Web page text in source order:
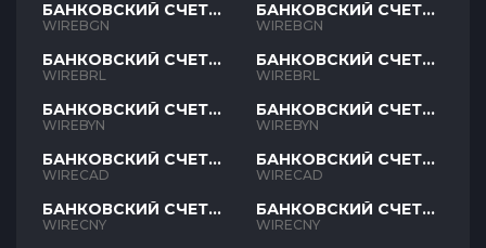
БАНКОВСКИЙ СЧЕТ
BGN
WIREBGN
БАНКОВСКИЙ СЧЕТ
BRL
WIREBRL
БАНКОВСКИЙ СЧЕТ
BYN
WIREBYN
БАНКОВСКИЙ СЧЕТ
CAD
WIRECAD
БАНКОВСКИЙ СЧЕТ
CNY
WIRECNY
БАНКОВСКИЙ СЧЕТ
BGN
WIREBGN
БАНКОВСКИЙ СЧЕТ
BRL
WIREBRL
БАНКОВСКИЙ СЧЕТ
BYN
WIREBYN
БАНКОВСКИЙ СЧЕТ
CAD
WIRECAD
БАНКОВСКИЙ СЧЕТ
CNY
WIRECNY